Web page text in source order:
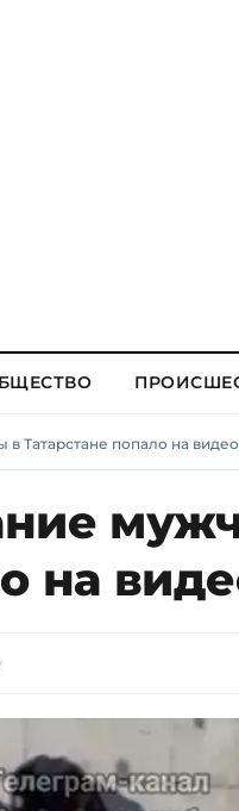
Татарстане попало на видео
на